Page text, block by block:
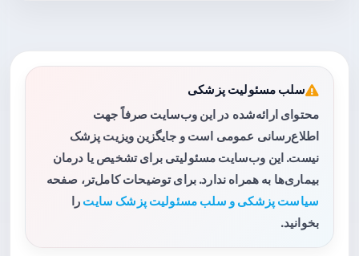
سلب مسئولیت پزشکی
محتوای ارائه‌شده در این وب‌سایت صرفاً جهت
اطلاع‌رسانی عمومی است و جایگزین ویزیت پزشک
نیست. این وب‌سایت مسئولیتی برای تشخیص یا درمان
بیماری‌ها به همراه ندارد. برای توضیحات کامل‌تر، صفحه
سیاست پزشکی و سلب مسئولیت پزشک سایت را
بخوانید.